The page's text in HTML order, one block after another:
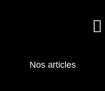
Nos articles